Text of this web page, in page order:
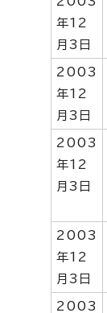
年12
月3日
2003
年12
月3日
2003
年12
月3日
2003
年12
月3日
2003